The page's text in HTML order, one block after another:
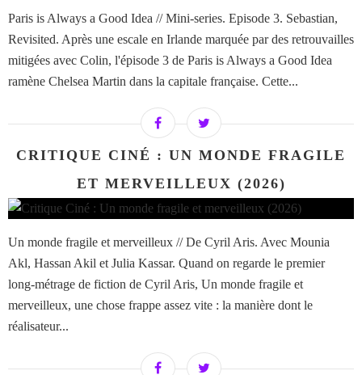
Paris is Always a Good Idea // Mini-series. Episode 3. Sebastian,
Revisited. Après une escale en Irlande marquée par des retrouvailles
mitigées avec Colin, l'épisode 3 de Paris is Always a Good Idea
ramène Chelsea Martin dans la capitale française. Cette...
CRITIQUE CINÉ : UN MONDE FRAGILE
ET MERVEILLEUX (2026)
Un monde fragile et merveilleux // De Cyril Aris. Avec Mounia
Akl, Hassan Akil et Julia Kassar. Quand on regarde le premier
long-métrage de fiction de Cyril Aris, Un monde fragile et
merveilleux, une chose frappe assez vite : la manière dont le
réalisateur...